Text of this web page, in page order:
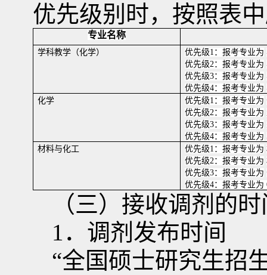
优先级别时，按照表
专业名称
学科教学（化学） 优先级1 ：报考专业为
优先级2：报考专业为
优先级3：报考专业为
优先级4：报考专业为
化学
优先级1 ：报考专业为
优先级2：报考专业为
优先级3：报考专业为
优先级4：报考专业为
材料与化工
优先级1 ：报考专业为
优先级2：报考专业为
优先级3：报考专业为
优先级4：报考专业为
（三）接收调剂的
1 ．调剂发布时间
“全国硕士研究生招